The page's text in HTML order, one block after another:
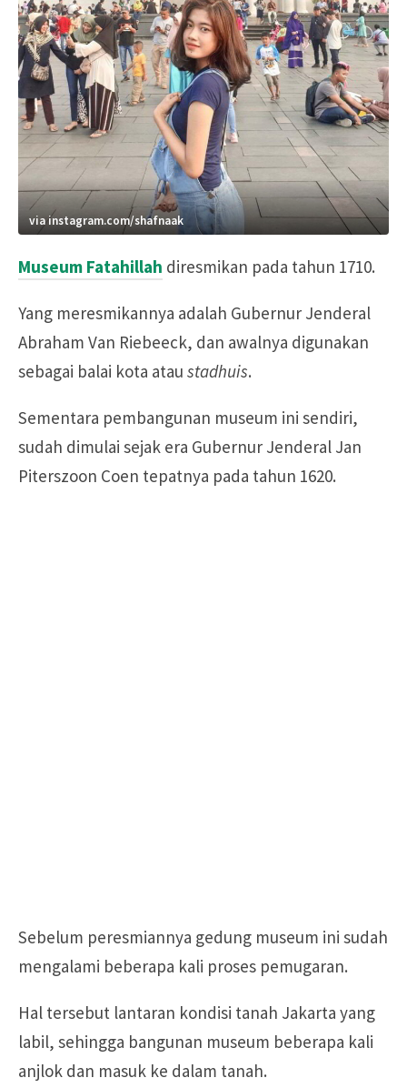
via instagram.com/shafnaak
Museum Fatahillah diresmikan pada tahun 1710.
Yang meresmikannya adalah Gubernur Jenderal
Abraham Van Riebeeck, dan awalnya digunakan
sebagai balai kota atau stadhuis.
Sementara pembangunan museum ini sendiri,
sudah dimulai sejak era Gubernur Jenderal Jan
Piterszoon Coen tepatnya pada tahun 1620.
Sebelum peresmiannya gedung museum ini sudah
mengalami beberapa kali proses pemugaran.
Hal tersebut lantaran kondisi tanah Jakarta yang
labil, sehingga bangunan museum beberapa kali
anjlok dan masuk ke dalam tanah.